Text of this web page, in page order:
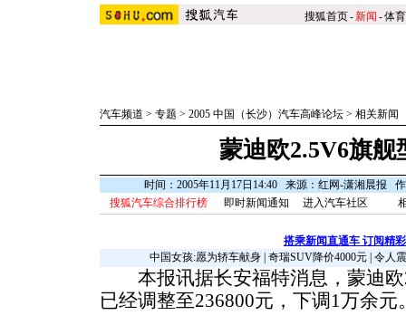
搜狐首页-新闻 -体育
汽车频道 > 专题 > 2005 中国（长沙）汽车高峰论坛> 相关新闻
蒙迪欧2.5V6旗舰
时间：2005年11月17日14:40 来源：红网-潇湘晨报
搜狐汽车综合排行榜
即时新闻通知 进入汽车社区
搭乘新闻直通车 订阅精
中国女孩:愿为轿车献身| 奇瑞SUV降价4000元| 令人
本报讯据长安福特消息，蒙迪欧
已经调整至236800元，下调1万余元